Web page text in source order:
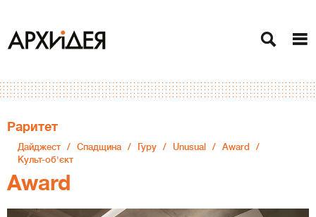
Раритет
Дайджест Спадщина Гуру Unusual
Award
Культ-об'єкт
Award